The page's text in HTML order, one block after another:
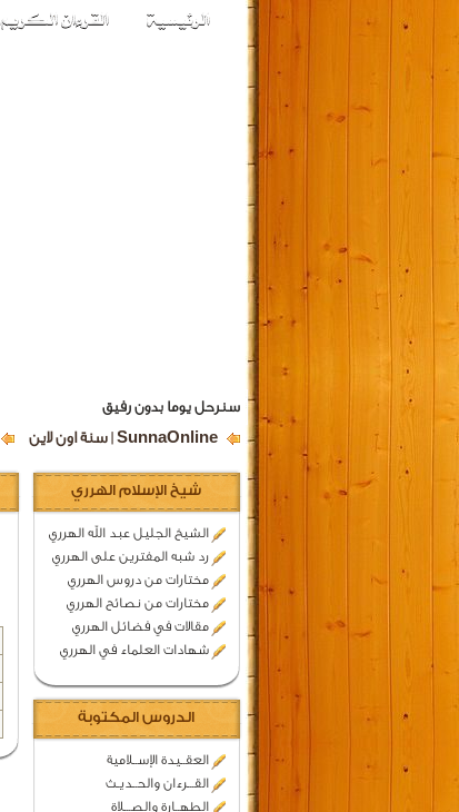
سنرحل يوما بدون رفيق
SunnaOnline | سنة اون لاين
شيخ الإسلام الهرري
الشيخ الجليل عبد الله الهرري
رد شبه المفترين على الهرري
مختارات من دروس الهرري
مختارات من نصائح الهرري
مقالات في فضائل الهرري
شهادات العلماء في الهرري
الدروس المكتوبة
العقــيدة الإســلامية
القـــرءان والحــديـث
الطهــارة والصـــلاة